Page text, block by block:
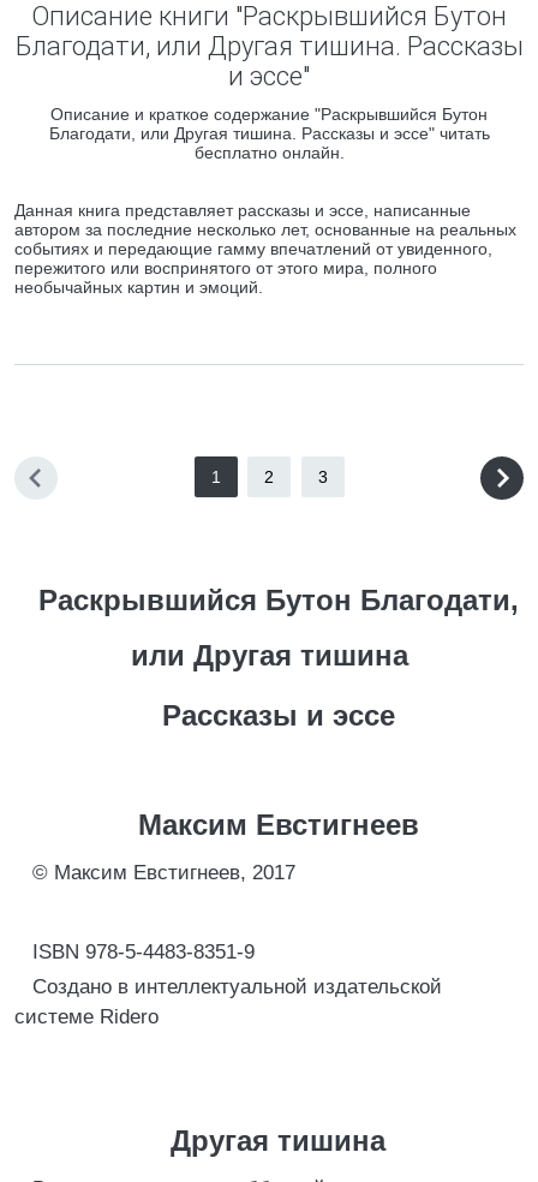
Описание книги "Раскрывшийся Бутон
Благодати, или Другая тишина. Рассказы
и эссе"
Описание и краткое содержание "Раскрывшийся Бутон
Благодати, или Другая тишина. Рассказы и эссе" читать
бесплатно онлайн.
Данная книга представляет рассказы и эссе, написанные
автором за последние несколько лет, основанные на реальных
событиях и передающие гамму впечатлений от увиденного,
пережитого или воспринятого от этого мира, полного
необычайных картин и эмоций.
1 2 3
Раскрывшийся Бутон Благодати,
или Другая тишина
Рассказы и эссе
Максим Евстигнеев
© Максим Евстигнеев, 2017
ISBN 978-5-4483-8351-9
Создано в интеллектуальной издательской
системе Ridero
Другая тишина